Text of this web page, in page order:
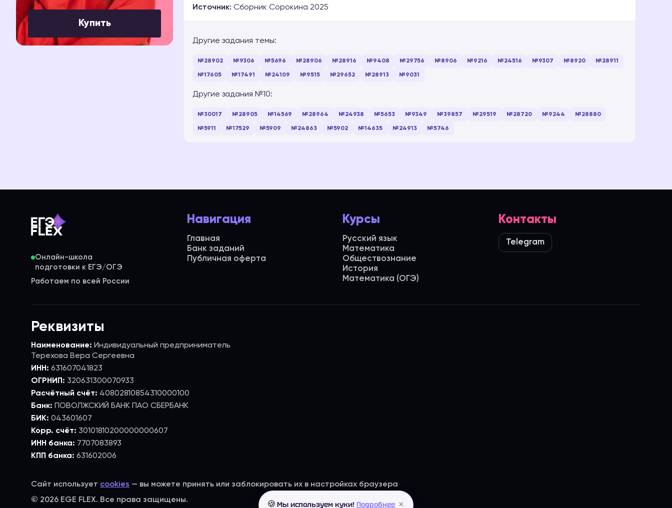
Источник: Сборник Сорокина 2025
Другие задания темы:
№28902 №9306 №5696 №28906 №28916 №9408 №29756 №8906 №9216 №24516 №9307 №8920 №28911
№17605 №17491 №24109 №9515 №29652 №28913 №9031
Другие задания №10:
№30017 №28905 №14569 №28964 №24938 №5653 №9349 №39857 №29519 №28720 №9244 №28880
№5911 №17529 №5909 №24863 №5902 №14635 №24913 №5746
Купить
Онлайн-школа
Работаем по всей России
Навигация
Главная
Банк заданий
Публичная оферта
Курсы
Русский язык
Математика
Обществознание
История
Математика (ОГЭ)
Контакты
Telegram
Реквизиты
Наименование: Индивидуальный предприниматель
Терехова Вера Сергеевна
ИНН: 631607041823
ОГРНИП: 320631300070933
Расчётный счёт: 40802810854310000100
Банк: ПОВОЛЖСКИЙ БАНК ПАО СБЕРБАНК
БИК: 043601607
Корр. счёт: 30101810200000000607
ИНН банка: 7707083893
КПП банка: 631602006
Сайт использует cookies — вы можете принять или заблокировать их в настройках браузера
© 2026 EGE FLEX. Все права защищены.
🍪 Мы используем куки! Подробнее ×